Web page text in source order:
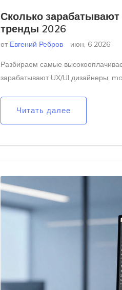
Сколько
тренды 2026
от Евгений Ребров июн, 6 2026
Разбираем самые
зарабатывают UX/UI дизайнеры,
Читать далее